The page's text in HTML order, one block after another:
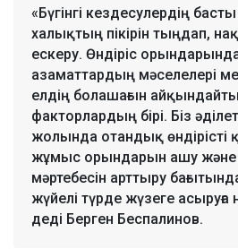
«Бүгінгі кездесулердің
халықтың пікірін тыңдап,
ескеру. Өндіріс
азаматтардың мәселелері
елдің болашағын
факторлардың бірі. Біз
жолында отандық өндірісті
жұмыс орындарын ашу
мәртебесін арттыру
жүйелі түрде жүзеге асыруға
деді Берген Беспалинов.